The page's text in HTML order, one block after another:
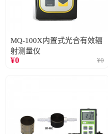
MQ-100X内置式光合有效辐
射测量仪
¥0 ¥0